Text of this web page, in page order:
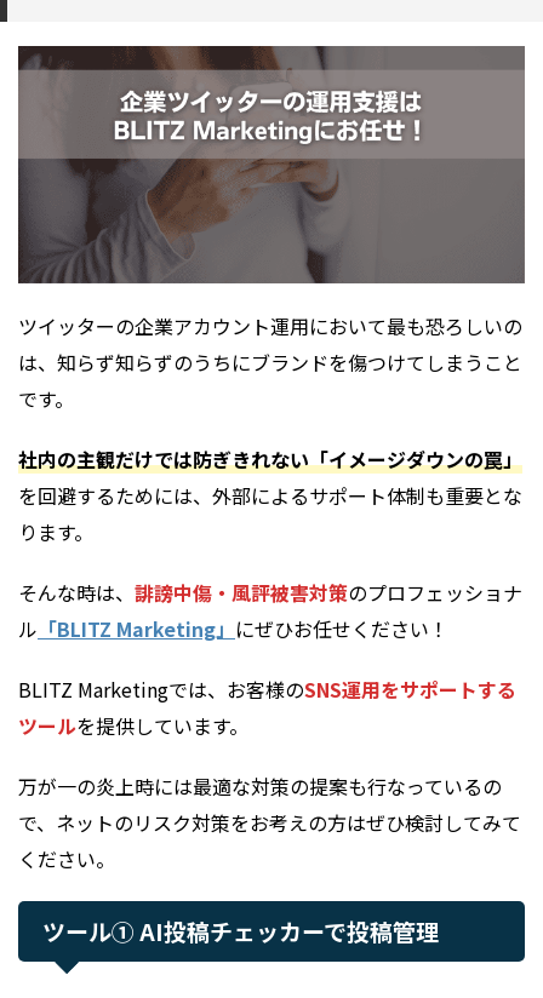
ツイッターの企業アカウント運用において最も恐ろしいの
は、知らず知らずのうちにブランドを傷つけてしまうこと
です。
社内の主観だけでは防ぎきれない「イメージダウンの罠」
を回避するためには、外部によるサポート体制も重要とな
ります。
そんな時は、 誹謗中傷・風評被害対策のプロフェッショナ
ル 「BLITZ Marketing」 にぜひお任せください！
BLITZ Marketingでは、お客様のSNS運用をサポートする
ツールを提供しています。
万が一の炎上時には最適な対策の提案も行なっているの
で、ネットのリスク対策をお考えの方はぜひ検討してみて
ください。
ツール① AI投稿チェッカーで投稿管理